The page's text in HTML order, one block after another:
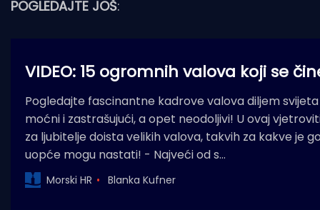
POGLEDAJTE JOŠ:
VIDEO: 15 ogromnih valova koji se
Pogledajte fascinantne kadrove valova diljem
moćni i zastrašujući, a opet neodoljivi! U ovaj
za ljubitelje doista velikih valova, takvih za kakve je
uopće mogu nastati! - Najveći od s…
Morski HR Blanka Kufner